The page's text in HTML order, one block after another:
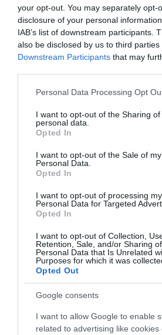
your opt-out. You may separately opt-
disclosure of your personal
IAB’s list of downstream participants.
also be disclosed by us to third parties
Downstream Participants that may
Please note that this website/app
not limited to your visit or usage
grant or deny consent to Google and
use your data for below specified
consent section.
Personal Data Processing Opt
I want to opt-out of the Sharing of
personal data.
Opted In
I want to opt-out of the Sale of my
Personal Data.
Opted In
I want to opt-out of processing my
Personal Data for Targeted
Opted In
I want to opt-out of Collection,
Retention, Sale, and/or Sharing
Personal Data that Is Unrelated
Purposes for which it was
Opted Out
Google consents
I want to allow Google to enable
related to advertising like cookies
Τα «τριφυλλάκια»
Συνέχισαν με αγωνιστική δράση οι
Παναθηναϊκού και αυτό το
ΤΕΛΕΥΤΑΙΑ ΝΕΑ